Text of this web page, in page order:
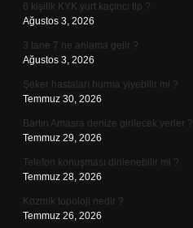
6 kişilik KYK yurt kaçıncı tip ?
Ağustos 3, 2026
3 tane 7 ne anlama gelir ?
Ağustos 3, 2026
Şeker hastaları hurma yiyebilir mi ?
Temmuz 30, 2026
Bartın Amasra denize girilecek yerler ?
Temmuz 29, 2026
Telefon konuşması dinlenebilir mi ?
Temmuz 28, 2026
Kozmik topoloji nedir ?
Temmuz 26, 2026